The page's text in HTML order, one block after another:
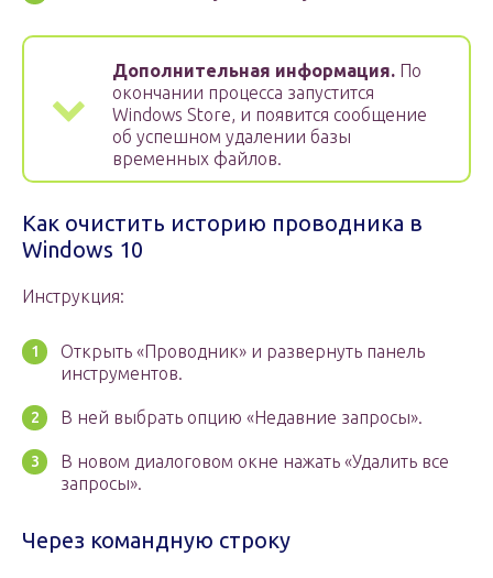
Дополнительная информация. По
окончании процесса запустится
Windows Store, и появится сообщение
об успешном удалении базы
временных файлов.
Как очистить историю проводника в
Windows 10
Инструкция:
Открыть «Проводник» и развернуть панель
инструментов.
В ней выбрать опцию «Недавние запросы».
В новом диалоговом окне нажать «Удалить все
запросы».
Через командную строку